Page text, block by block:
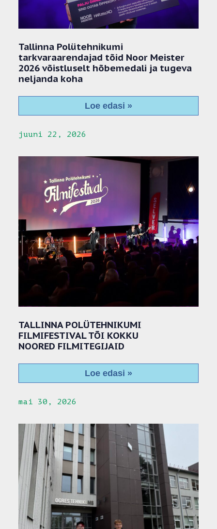
Tallinna Polütehnikumi
tarkvaraarendajad tõid Noor Meister
2026 võistluselt hõbemedali ja tugeva
neljanda koha
Loe edasi »
juuni 22, 2026
TALLINNA POLÜTEHNIKUMI
FILMIFESTIVAL TÕI KOKKU
NOORED FILMITEGIJAID
Loe edasi »
mai 30, 2026